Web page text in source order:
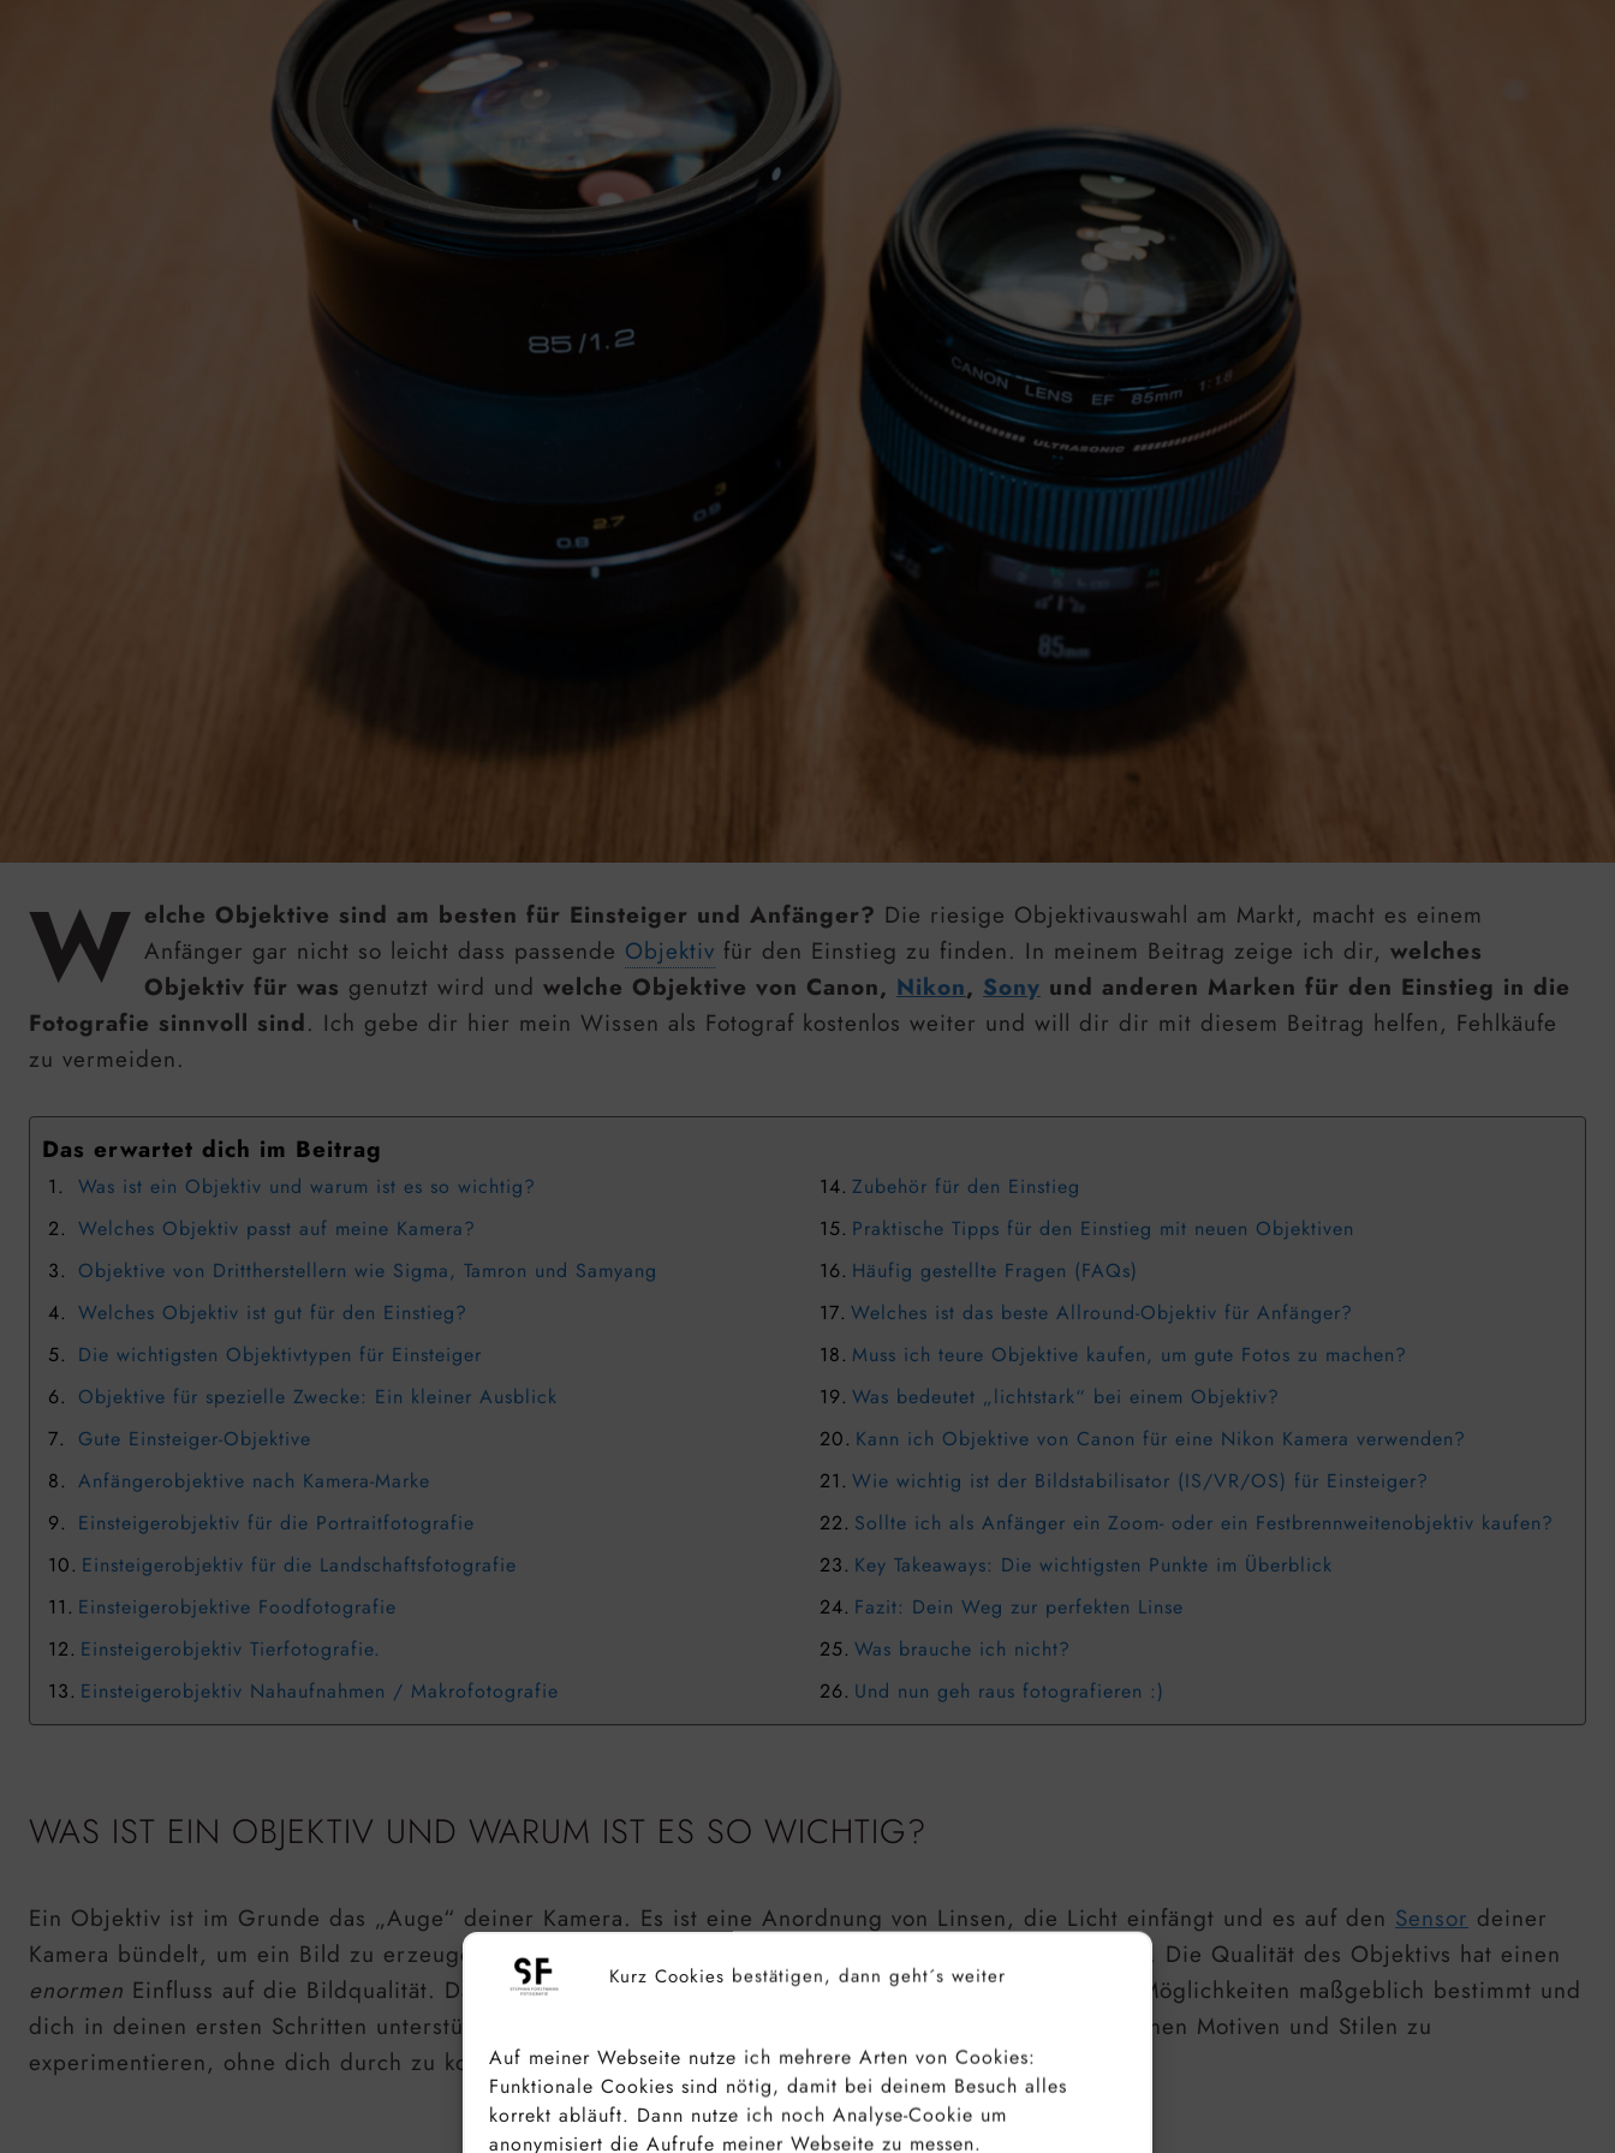
Kurz Cookies bestätigen, dann geht´s weiter
Auf meiner Webseite nutze ich mehrere Arten von Cookies:
Funktionale Cookies sind nötig, damit bei deinem Besuch alles
korrekt abläuft. Dann nutze ich noch Analyse-Cookie um
anonymisiert die Aufrufe meiner Webseite zu messen.
W elche Objektive sind am besten für Einsteiger und Anfänger? Die riesige Objektivauswahl am Markt, macht es einem
Anfänger gar nicht so leicht dass passende Objektiv für den Einstieg zu finden. In meinem Beitrag zeige ich dir, welches
Objektiv für was genutzt wird und welche Objektive von Canon, Nikon, Sony und anderen Marken für den Einstieg in die
Fotografie sinnvoll sind. Ich gebe dir hier mein Wissen als Fotograf kostenlos weiter und will dir dir mit diesem Beitrag helfen, Fehlkäufe
zu vermeiden.
Das erwartet dich im Beitrag
Was ist ein Objektiv und warum ist es so wichtig?
Welches Objektiv passt auf meine Kamera?
Objektive von Drittherstellern wie Sigma, Tamron und Samyang
Welches Objektiv ist gut für den Einstieg?
Die wichtigsten Objektivtypen für Einsteiger
Objektive für spezielle Zwecke: Ein kleiner Ausblick
Gute Einsteiger-Objektive
Anfängerobjektive nach Kamera-Marke
Einsteigerobjektiv für die Portraitfotografie
Einsteigerobjektiv für die Landschaftsfotografie
Einsteigerobjektive Foodfotografie
Einsteigerobjektiv Tierfotografie.
Einsteigerobjektiv Nahaufnahmen / Makrofotografie
Zubehör für den Einstieg
Praktische Tipps für den Einstieg mit neuen Objektiven
Häufig gestellte Fragen (FAQs)
Welches ist das beste Allround-Objektiv für Anfänger?
Muss ich teure Objektive kaufen, um gute Fotos zu machen?
Was bedeutet „lichtstark“ bei einem Objektiv?
Kann ich Objektive von Canon für eine Nikon Kamera verwenden?
Wie wichtig ist der Bildstabilisator (IS/VR/OS) für Einsteiger?
Sollte ich als Anfänger ein Zoom- oder ein Festbrennweitenobjektiv kaufen?
Key Takeaways: Die wichtigsten Punkte im Überblick
Fazit: Dein Weg zur perfekten Linse
Was brauche ich nicht?
Und nun geh raus fotografieren :)
WAS IST EIN OBJEKTIV UND WARUM IST ES SO WICHTIG?
Ein Objektiv ist im Grunde das „Auge“ deiner Kamera. Es ist eine Anordnung von Linsen, die Licht einfängt und es auf den Sensor deiner
Kamera bündelt, um ein Bild zu erzeugen. Ohne ein Objektiv kann deine Kamera kein Bild aufnehmen. Die Qualität des Objektivs hat einen
enormen Einfluss auf die Bildqualität. Das Objektiv ist besonders wichtig, da es deine fotografischen Möglichkeiten maßgeblich bestimmt und
dich in deinen ersten Schritten unterstützt. Ein gutes Einsteigerobjektiv ermöglicht dir, mit verschiedenen Motiven und Stilen zu
experimentieren, ohne dich durch zu komplexe Technik überfordert zu fühlen.